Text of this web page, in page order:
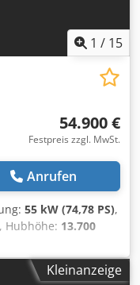
nur standard
1 / 15
54.900 €
Festpreis zzgl. MwSt.
Anrufen
55 kW (74,78 PS),
, Hubhöhe: 13.700
2022
4 Motortyp: Bobcat
Kleinanzeige